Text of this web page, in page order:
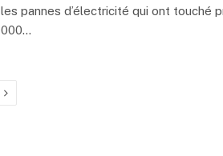
les pannes d’électricité qui ont touché
000…
Next